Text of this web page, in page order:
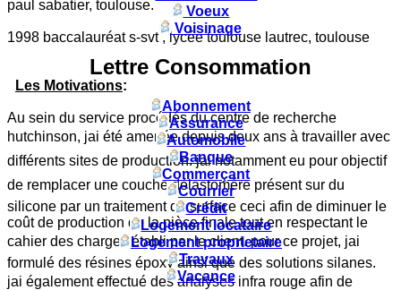
paul sabatier, toulouse.
1998 baccalauréat s-svt , lycée toulouse lautrec, toulouse
Les Motivations:
Au sein du service procédés du centre de recherche
hutchinson, jai été amenée depuis deux ans à travailler avec
différents sites de production. jai notamment eu pour objectif
de remplacer une couche délastomère présent sur du
silicone par un traitement de surface ceci afin de diminuer le
coût de production de la pièce finale tout en respectant le
cahier des charges établi par le client. pour ce projet, jai
formulé des résines époxy ainsi que des solutions silanes.
jai également effectué des analyses infra rouge afin de
Voeux
Voisinage
Lettre Consommation
Abonnement
Assurance
Automobile
Banque
Commerçant
Courrier
Crédit
Logement locataire
Logement proprietaire
Travaux
Vacance